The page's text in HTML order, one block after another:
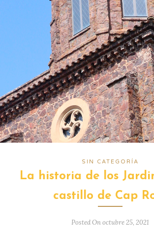
SIN CATEGORÍA
La historia de los
castillo de Cap
Posted On octubre 25, 2021